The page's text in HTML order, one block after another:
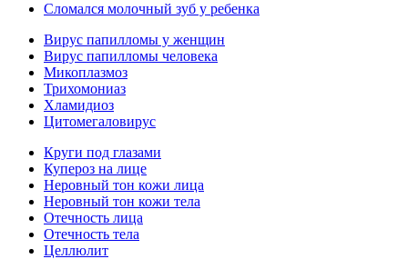
Сломался молочный зуб у ребенка
Вирус папилломы у женщин
Вирус папилломы человека
Микоплазмоз
Трихомониаз
Хламидиоз
Цитомегаловирус
Круги под глазами
Купероз на лице
Неровный тон кожи лица
Неровный тон кожи тела
Отечность лица
Отечность тела
Целлюлит